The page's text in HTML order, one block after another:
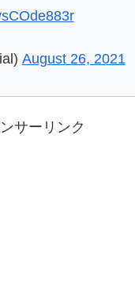
August 26, 2021
サーリンク